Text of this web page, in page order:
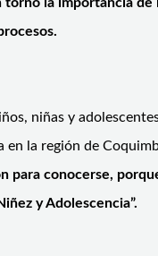
niñas y
la región de
conocerse,
y Adolescencia”.